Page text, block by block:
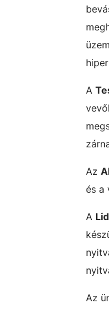
A
Az
és a
A
Az